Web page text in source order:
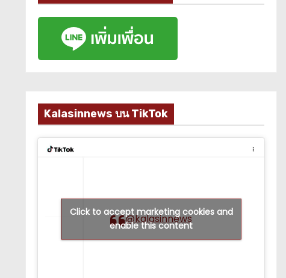
Kalasinnews บน TikTok
@kalasinnews
Click to accept marketing cookies and
enable this content